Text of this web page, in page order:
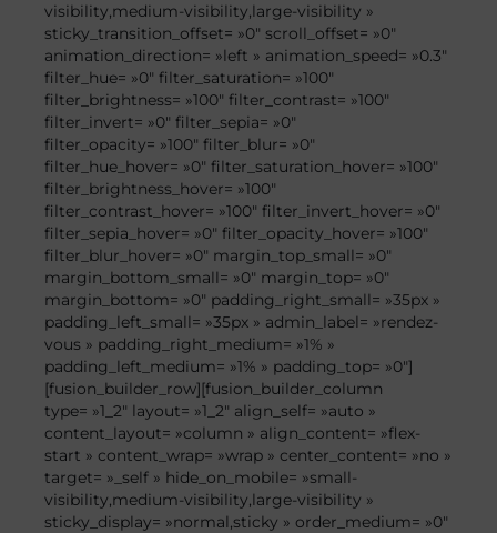
visibility,medium-visibility,large-visibility »
sticky_transition_offset= »0″ scroll_offset= »0″
animation_direction= »left » animation_speed= »0.3″
filter_hue= »0″ filter_saturation= »100″
filter_brightness= »100″ filter_contrast= »100″
filter_invert= »0″ filter_sepia= »0″
filter_opacity= »100″ filter_blur= »0″
filter_hue_hover= »0″ filter_saturation_hover= »100″
filter_brightness_hover= »100″
filter_contrast_hover= »100″ filter_invert_hover= »0″
filter_sepia_hover= »0″ filter_opacity_hover= »100″
filter_blur_hover= »0″ margin_top_small= »0″
margin_bottom_small= »0″ margin_top= »0″
margin_bottom= »0″ padding_right_small= »35px »
padding_left_small= »35px » admin_label= »rendez-
vous » padding_right_medium= »1% »
padding_left_medium= »1% » padding_top= »0″]
[fusion_builder_row][fusion_builder_column
type= »1_2″ layout= »1_2″ align_self= »auto »
content_layout= »column » align_content= »flex-
start » content_wrap= »wrap » center_content= »no »
target= »_self » hide_on_mobile= »small-
visibility,medium-visibility,large-visibility »
sticky_display= »normal,sticky » order_medium= »0″